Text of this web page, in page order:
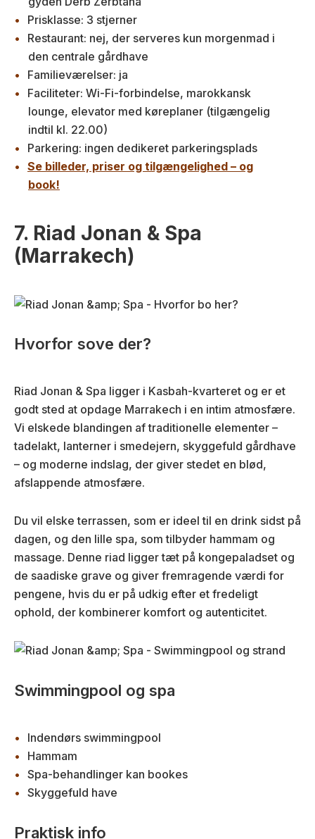
Prisklasse: 3 stjerner
Restaurant: nej, der serveres kun morgenmad i
den centrale gårdhave
Familieværelser: ja
Faciliteter: Wi-Fi-forbindelse, marokkansk
lounge, elevator med køreplaner (tilgængelig
indtil kl. 22.00)
Parkering: ingen dedikeret parkeringsplads
Se billeder, priser og tilgængelighed – og
book!
7. Riad Jonan & Spa
(Marrakech)
Hvorfor sove der?
Riad Jonan & Spa ligger i Kasbah-kvarteret og er et
godt sted at opdage Marrakech i en intim atmosfære.
Vi elskede blandingen af traditionelle elementer –
tadelakt, lanterner i smedejern, skyggefuld gårdhave
– og moderne indslag, der giver stedet en blød,
afslappende atmosfære.
Du vil elske terrassen, som er ideel til en drink sidst på
dagen, og den lille spa, som tilbyder hammam og
massage. Denne riad ligger tæt på kongepaladset og
de saadiske grave og giver fremragende værdi for
pengene, hvis du er på udkig efter et fredeligt
ophold, der kombinerer komfort og autenticitet.
Swimmingpool og spa
Indendørs swimmingpool
Hammam
Spa-behandlinger kan bookes
Skyggefuld have
Praktisk info